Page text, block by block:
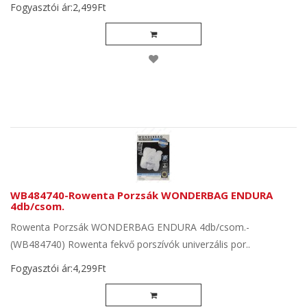
Fogyasztói ár:2,499Ft
WB484740-Rowenta Porzsák WONDERBAG ENDURA
4db/csom.
Rowenta Porzsák WONDERBAG ENDURA 4db/csom.-
(WB484740) Rowenta fekvő porszívók univerzális por..
Fogyasztói ár:4,299Ft